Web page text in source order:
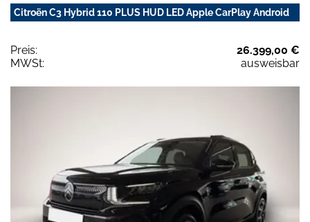
Citroën C3 Hybrid 110 PLUS HUD LED Apple CarPlay Android
Preis:
26.399,00 €
MWSt:
ausweisbar